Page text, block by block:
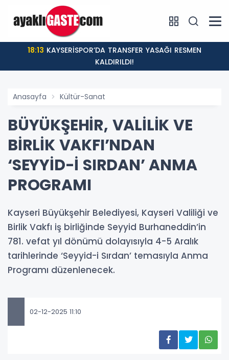
18:13
KALDIRILDI!
Anasayfa Kültür-Sanat
BÜYÜKŞEHİR, VALİLİK VE
BİRLİK VAKFI’NDAN
‘SEYYİD-İ SIRDAN’ ANMA
PROGRAMI
Kayseri Büyükşehir Belediyesi, Kayseri Valiliği ve
Birlik Vakfı iş birliğinde Seyyid Burhaneddin’in
781. vefat yıl dönümü dolayısıyla 4-5 Aralık
tarihlerinde ‘Seyyid-i Sırdan’ temasıyla Anma
Programı düzenlenecek.
02-12-2025 11:10